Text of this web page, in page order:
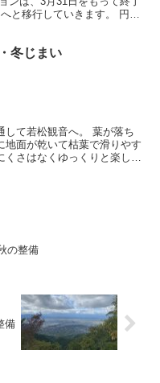
と移行していきます。 円さ
冬じまい
して若松観音へ。 葉が落ち
地面が乾いて枯葉で滑りやす
さはなくゆっくりと楽しん
の整備
備